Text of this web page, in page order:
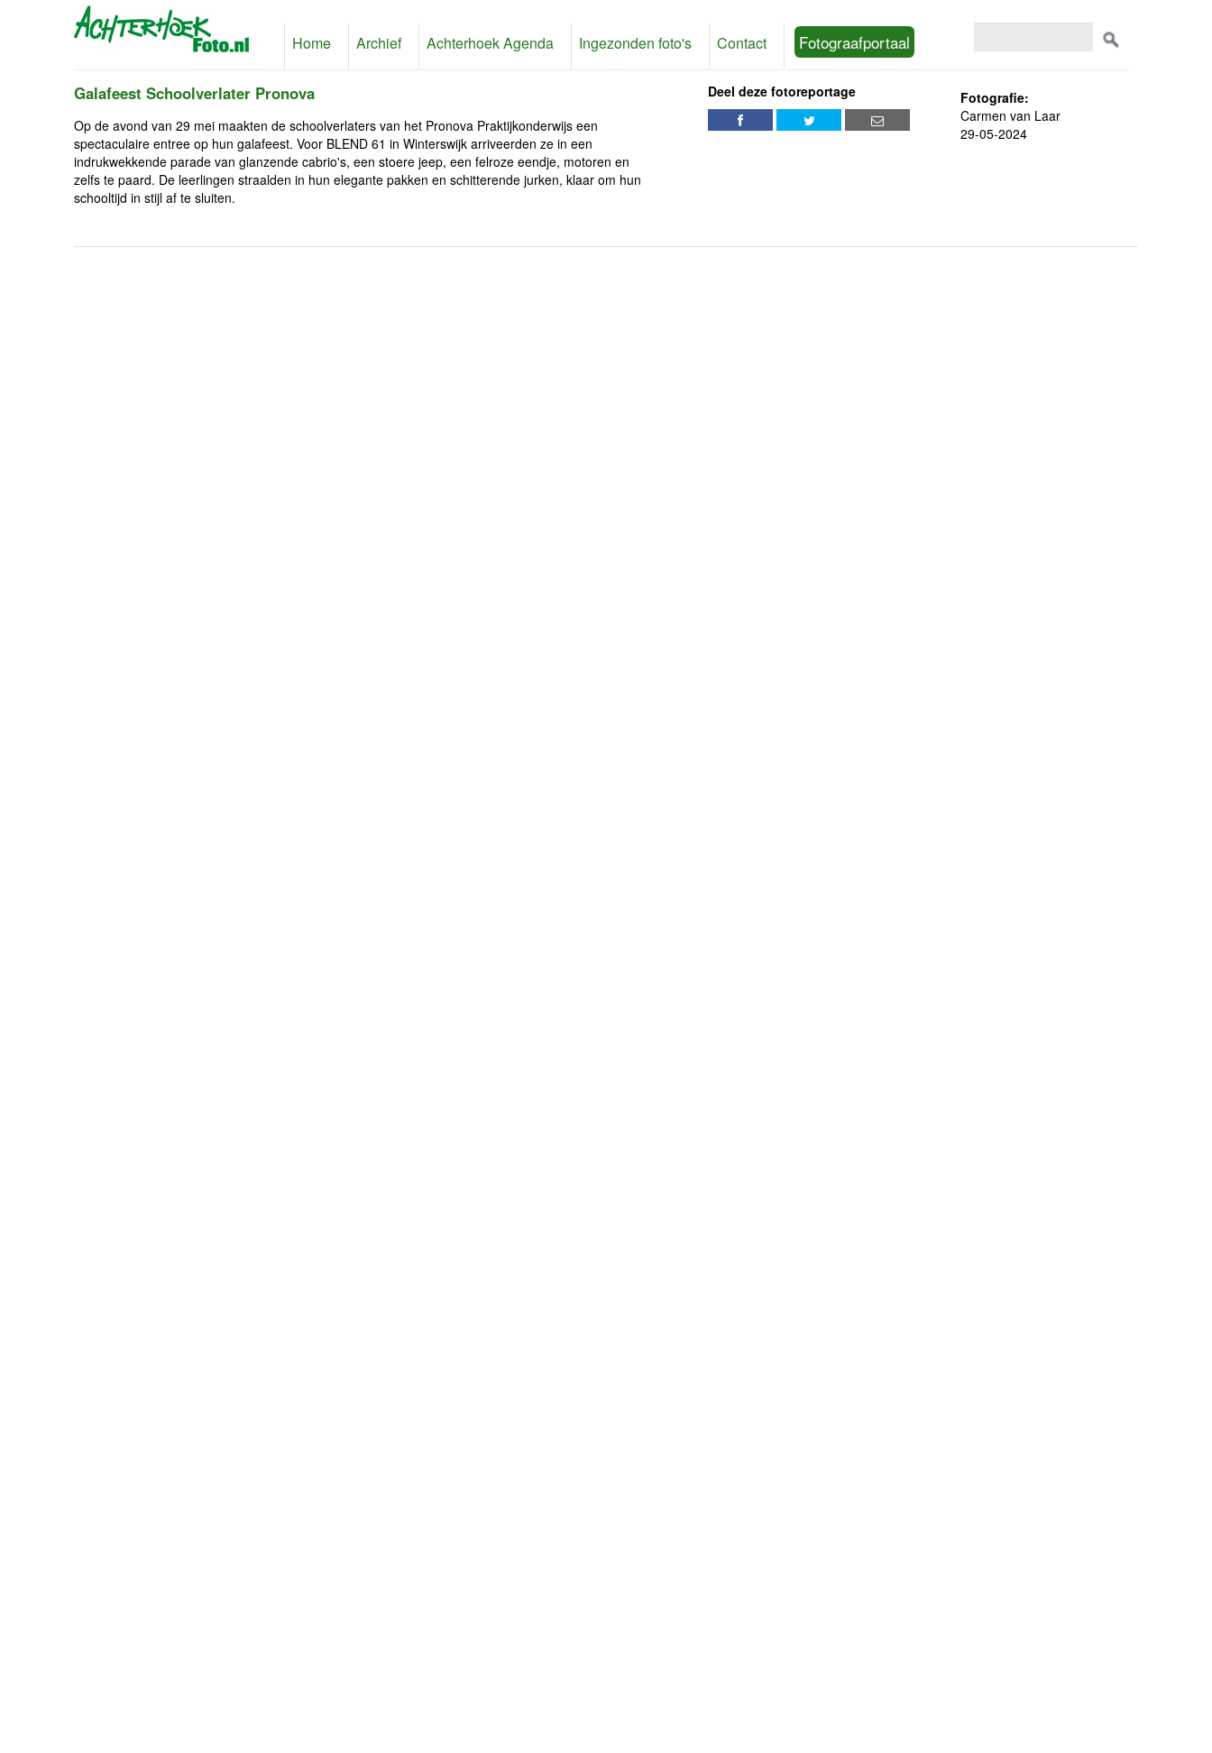
Home Archief Achterhoek Agenda Ingezonden foto's Contact Fotograafportaal
Galafeest Schoolverlater Pronova
Op de avond van 29 mei maakten de schoolverlaters van het Pronova Praktijkonderwijs een
spectaculaire entree op hun galafeest. Voor BLEND 61 in Winterswijk arriveerden ze in een
indrukwekkende parade van glanzende cabrio's, een stoere jeep, een felroze eendje, motoren en
zelfs te paard. De leerlingen straalden in hun elegante pakken en schitterende jurken, klaar om hun
schooltijd in stijl af te sluiten.
Deel deze fotoreportage
Fotografie:
Carmen van Laar
29-05-2024